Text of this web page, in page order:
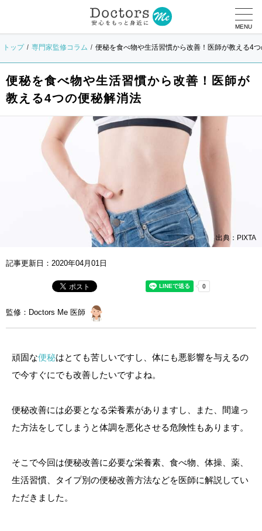
MENU
トップ 専門家監修コラム 便秘を食べ物や生活習慣から改善！医師が教える4
便秘を食べ物や生活習慣から改善！医師が
教える4つの便秘解消法
出典：PIXTA
記事更新日： 2020年04月01日
監修：Doctors Me 医師
頑固な便秘はとても苦しいですし、体にも悪影響を与えるの
で今すぐにでも改善したいですよね。
便秘改善には必要となる栄養素がありますし、また、間違っ
た方法をしてしまうと体調を悪化させる危険性もあります。
そこで今回は便秘改善に必要な栄養素、食べ物、体操、薬、
生活習慣、タイプ別の便秘改善方法などを医師に解説してい
ただきました。